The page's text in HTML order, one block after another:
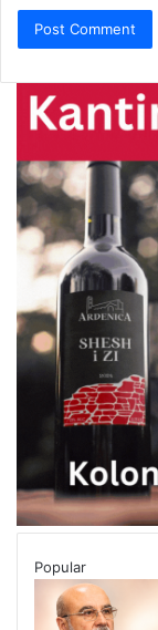
Popular